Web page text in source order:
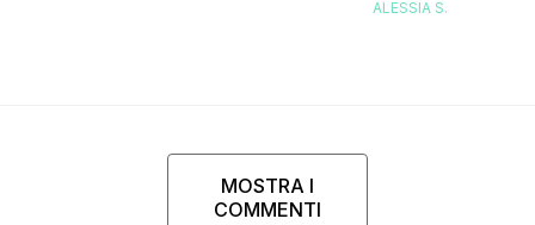
ALESSIA S.
MOSTRA I
COMMENTI